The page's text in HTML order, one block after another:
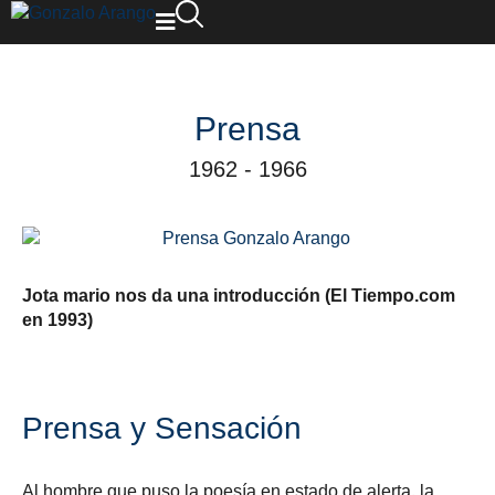
Prensa
1962 - 1966
Jota mario nos da una introducción (El Tiempo.com
en 1993)
Prensa y Sensación
Al hombre que puso la poesía en estado de alerta, la